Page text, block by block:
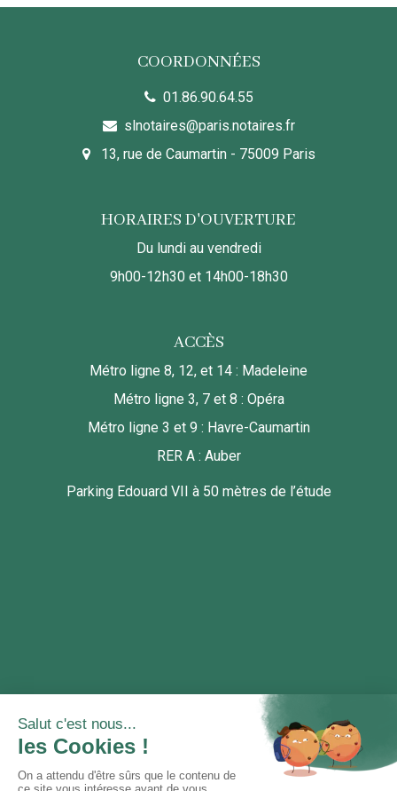
COORDONNÉES
01.86.90.64.55
slnotaires@paris.notaires.fr
13, rue de Caumartin - 75009 Paris
HORAIRES D'OUVERTURE
Du lundi au vendredi
9h00-12h30 et 14h00-18h30
ACCÈS
Métro ligne 8, 12, et 14 : Madeleine
Métro ligne 3, 7 et 8 : Opéra
Métro ligne 3 et 9 : Havre-Caumartin
RER A : Auber
Parking Edouard VII à 50 mètres de l’étude